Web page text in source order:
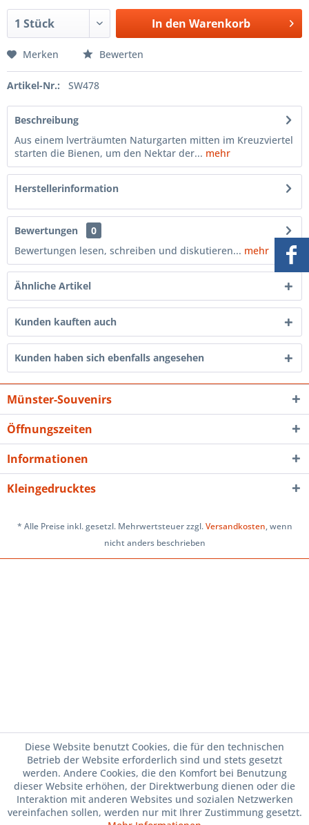
In den Warenkorb
Merken Bewerten
Artikel-Nr.: SW478
Beschreibung
Aus einem lverträumten Naturgarten mitten im Kreuzviertel
starten die Bienen, um den Nektar der... mehr
Herstellerinformation
Bewertungen
0
Bewertungen lesen, schreiben und diskutieren... mehr
Ähnliche Artikel
Kunden kauften auch
Kunden haben sich ebenfalls angesehen
Münster-Souvenirs
Öffnungszeiten
Informationen
Kleingedrucktes
* Alle Preise inkl. gesetzl. Mehrwertsteuer zzgl.Versandkosten, wenn
nicht anders beschrieben
Diese Website benutzt Cookies, die für den technischen
Betrieb der Website erforderlich sind und stets gesetzt
werden. Andere Cookies, die den Komfort bei Benutzung
dieser Website erhöhen, der Direktwerbung dienen oder die
Interaktion mit anderen Websites und sozialen Netzwerken
vereinfachen sollen, werden nur mit Ihrer Zustimmung gesetzt.